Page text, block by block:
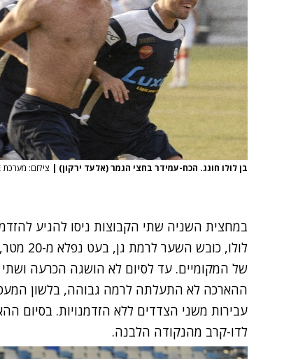
בן לולו חוגג. הכח-עמידר בחצי הגמר (אלעד ירקון) | צילום: מערכת ONE
במחצית השניה שתי הקבוצות ניסו להגיע
לולו,
של המקומיים. עד לסיום לא הושגה הכרעה ושתי
ההארכה לא התעלתה לרמה גבוהה, בלשון
עבירות משני הצדדים ללא הזדמנויות. בסיום
לדו-קרב מהנקודה הלבנה.